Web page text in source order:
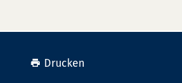
Drucken